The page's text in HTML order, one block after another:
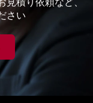
積り依頼など、
さい